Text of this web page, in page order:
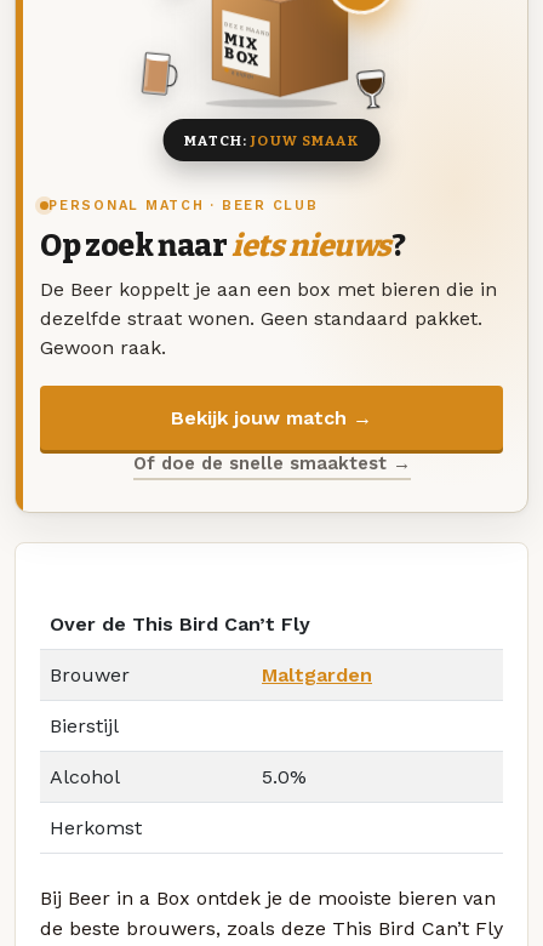
PERSONAL MATCH · BEER CLUB
Op zoek naariets nieuws?
De Beer koppelt je aan een box met bieren die in
dezelfde straat wonen. Geen standaard pakket.
Gewoon raak.
Bekijk jouw match →
Of doe de snelle smaaktest →
DEZE MAAND
MIX
BOX
8 BIEREN
MATCH:JOUW SMAAK
Over de This Bird Can’t Fly
Brouwer Maltgarden
Bierstijl
Alcohol 5.0%
Herkomst
Bij Beer in a Box ontdek je de mooiste bieren van
de beste brouwers, zoals deze This Bird Can’t Fly